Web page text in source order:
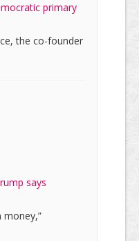
primary
the co-founder
says
money,”